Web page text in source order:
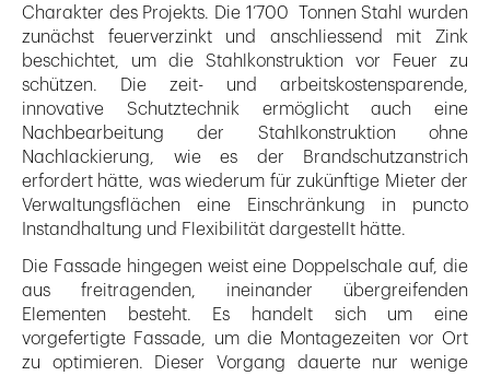
Charakter des Projekts. Die 1’700 Tonnen Stahl wurden
zunächst feuerverzinkt und anschliessend mit Zink
beschichtet, um die Stahlkonstruktion vor Feuer zu
schützen. Die zeit- und arbeitskostensparende,
innovative Schutztechnik ermöglicht auch eine
Nachbearbeitung der Stahlkonstruktion ohne
Nachlackierung, wie es der Brandschutzanstrich
erfordert hätte, was wiederum für zukünftige Mieter der
Verwaltungsflächen eine Einschränkung in puncto
Instandhaltung und Flexibilität dargestellt hätte.
Die Fassade hingegen weist eine Doppelschale auf, die
aus freitragenden, ineinander übergreifenden
Elementen besteht. Es handelt sich um eine
vorgefertigte Fassade, um die Montagezeiten vor Ort
zu optimieren. Dieser Vorgang dauerte nur wenige